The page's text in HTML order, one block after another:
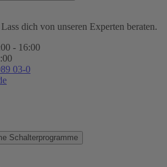
dich von unseren Experten beraten.
- 16:00
03-0
Schalterprogramme